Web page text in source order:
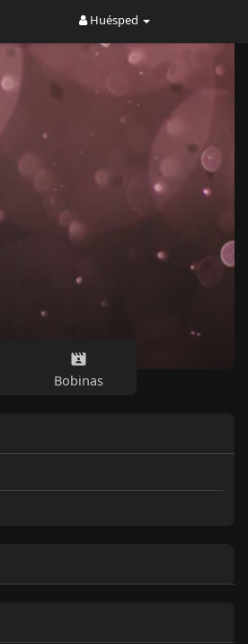
Huésped
Bobinas